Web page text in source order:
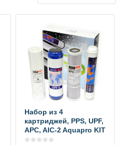
Набор из 4
картриджей, PPS, UPF,
APC, AIC-2 Aquapro KIT